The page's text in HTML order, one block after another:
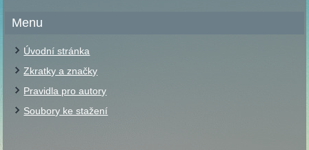
Menu
Úvodní stránka
Zkratky a značky
Pravidla pro autory
Soubory ke stažení